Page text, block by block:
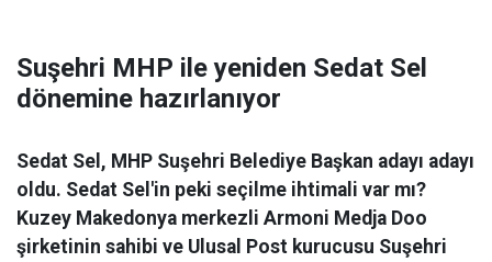
Suşehri MHP ile yeniden Sedat Sel
dönemine hazırlanıyor
Sedat Sel, MHP Suşehri Belediye Başkan adayı adayı
oldu. Sedat Sel'in peki seçilme ihtimali var mı?
Kuzey Makedonya merkezli Armoni Medja Doo
şirketinin sahibi ve Ulusal Post kurucusu Suşehri